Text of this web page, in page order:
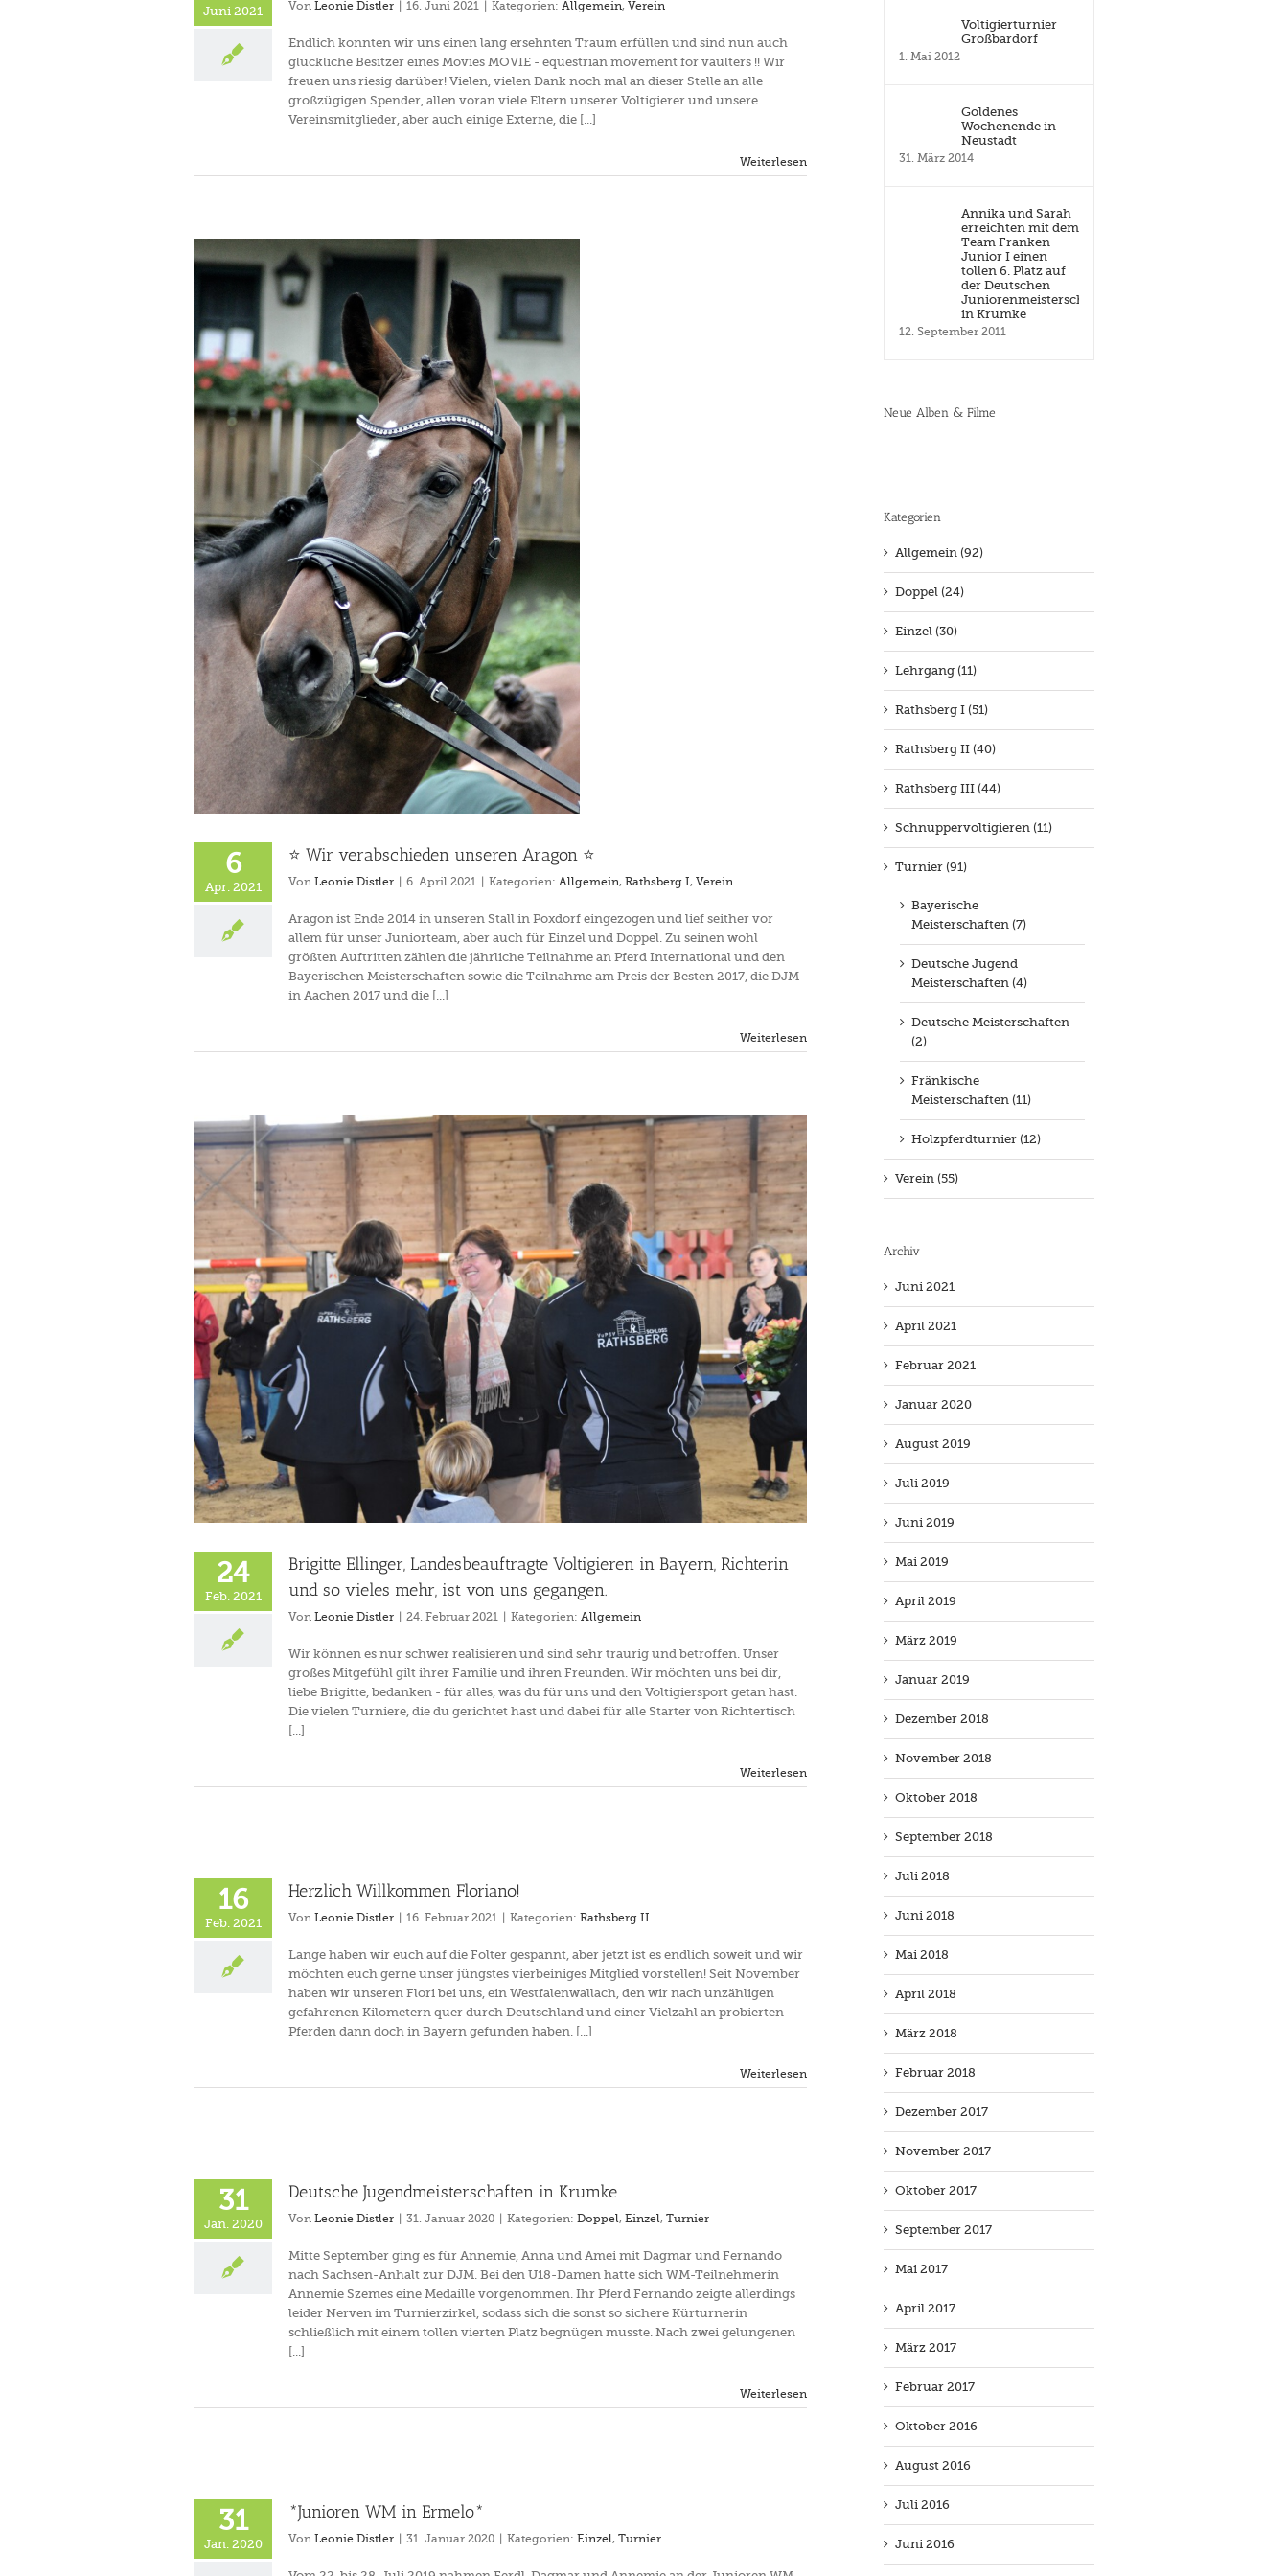
Juni 2021 Von Leonie Distler 16. Juni 2021 Kategorien: Allgemein, Verein
Endlich konnten wir uns einen lang ersehnten Traum erfüllen und sind nun auch
glückliche Besitzer eines Movies MOVIE - equestrian movement for vaulters !! Wir
freuen uns riesig darüber! Vielen, vielen Dank noch mal an dieser Stelle an alle
großzügigen Spender, allen voran viele Eltern unserer Voltigierer und unsere
Vereinsmitglieder, aber auch einige Externe, die [...]
Weiterlesen
6
Apr. 2021
⭐️ Wir verabschieden unseren Aragon ⭐️
Von Leonie Distler 6. April 2021 Kategorien: Allgemein, Rathsberg I, Verein
Aragon ist Ende 2014 in unseren Stall in Poxdorf eingezogen und lief seither vor
allem für unser Juniorteam, aber auch für Einzel und Doppel. Zu seinen wohl
größten Auftritten zählen die jährliche Teilnahme an Pferd International und den
Bayerischen Meisterschaften sowie die Teilnahme am Preis der Besten 2017, die DJM
in Aachen 2017 und die [...]
Weiterlesen
24
Feb. 2021
Brigitte Ellinger, Landesbeauftragte Voltigieren in Bayern, Richterin
und so vieles mehr, ist von uns gegangen.
Von Leonie Distler 24. Februar 2021 Kategorien: Allgemein
Wir können es nur schwer realisieren und sind sehr traurig und betroffen. Unser
großes Mitgefühl gilt ihrer Familie und ihren Freunden. Wir möchten uns bei dir,
liebe Brigitte, bedanken - für alles, was du für uns und den Voltigiersport getan hast.
Die vielen Turniere, die du gerichtet hast und dabei für alle Starter von Richtertisch
[...]
Weiterlesen
16
Feb. 2021
Herzlich Willkommen Floriano!
Von Leonie Distler 16. Februar 2021 Kategorien: Rathsberg II
Lange haben wir euch auf die Folter gespannt, aber jetzt ist es endlich soweit und wir
möchten euch gerne unser jüngstes vierbeiniges Mitglied vorstellen! Seit November
haben wir unseren Flori bei uns, ein Westfalenwallach, den wir nach unzähligen
gefahrenen Kilometern quer durch Deutschland und einer Vielzahl an probierten
Pferden dann doch in Bayern gefunden haben. [...]
Weiterlesen
31
Jan. 2020
Deutsche Jugendmeisterschaften in Krumke
Von Leonie Distler 31. Januar 2020 Kategorien: Doppel, Einzel, Turnier
Mitte September ging es für Annemie, Anna und Amei mit Dagmar und Fernando
nach Sachsen-Anhalt zur DJM. Bei den U18-Damen hatte sich WM-Teilnehmerin
Annemie Szemes eine Medaille vorgenommen. Ihr Pferd Fernando zeigte allerdings
leider Nerven im Turnierzirkel, sodass sich die sonst so sichere Kürturnerin
schließlich mit einem tollen vierten Platz begnügen musste. Nach zwei gelungenen
[...]
Weiterlesen
31
Jan. 2020
*Junioren WM in Ermelo*
Von Leonie Distler 31. Januar 2020 Kategorien: Einzel, Turnier
Voltigierturnier
Großbardorf
1. Mai 2012
Goldenes
Wochenende in
Neustadt
31. März 2014
Annika und Sarah
erreichten mit dem
Team Franken
Junior I einen
tollen 6. Platz auf
der Deutschen
Juniorenmeisterschaft
in Krumke
12. September 2011
Neue Alben & Filme
Kategorien
Allgemein (92)
Doppel (24)
Einzel (30)
Lehrgang (11)
Rathsberg I (51)
Rathsberg II (40)
Rathsberg III (44)
Schnuppervoltigieren (11)
Turnier (91)
Bayerische
Meisterschaften (7)
Deutsche Jugend
Meisterschaften (4)
Deutsche Meisterschaften
(2)
Fränkische
Meisterschaften (11)
Holzpferdturnier (12)
Verein (55)
Archiv
Juni 2021
April 2021
Februar 2021
Januar 2020
August 2019
Juli 2019
Juni 2019
Mai 2019
April 2019
März 2019
Januar 2019
Dezember 2018
November 2018
Oktober 2018
September 2018
Juli 2018
Juni 2018
Mai 2018
April 2018
März 2018
Februar 2018
Dezember 2017
November 2017
Oktober 2017
September 2017
Mai 2017
April 2017
März 2017
Februar 2017
Oktober 2016
August 2016
Juli 2016
Juni 2016